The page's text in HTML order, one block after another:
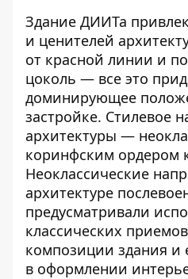
Здание ДИИТа
и ценителей
от красной линии и
цоколь — все это
доминирующее
застройке. Стилевое
архитектуры —
коринфским ордером
Неоклассические
архитектуре
предусматривали
классических
композиции здания и
в оформлении